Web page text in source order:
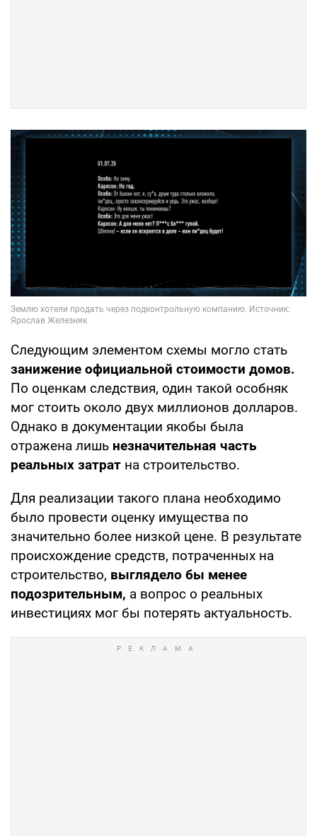
Следующим элементом схемы могло стать
занижение официальной стоимости домов.
По оценкам следствия, один такой особняк
мог стоить около двух миллионов долларов.
Однако в документации якобы была
отражена лишь незначительная часть
реальных затрат на строительство.
Для реализации такого плана необходимо
было провести оценку имущества по
значительно более низкой цене. В результате
происхождение средств, потраченных на
строительство, выглядело бы менее
подозрительным, а вопрос о реальных
инвестициях мог бы потерять актуальность.